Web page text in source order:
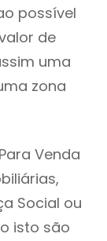
possível
de
uma
zona
Venda
Social ou
isto são